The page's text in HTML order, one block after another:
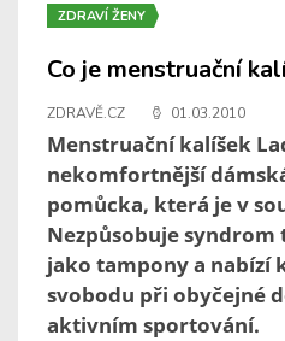
ZDRAVÍ ŽENY
Co je menstruační
ZDRAVĚ.CZ 01.03.2010
Menstruační kalíšek
nekomfortnější
pomůcka, která je v
Nezpůsobuje syndrom
jako tampony a nabízí
svobodu při obyčejné
aktivním sportování.